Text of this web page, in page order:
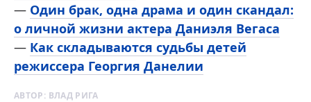
— Один брак, одна драма и один скандал:
о личной жизни актера Даниэля Вегаса
— Как складываются судьбы детей
режиссера Георгия Данелии
АВТОР: ВЛАД РИГА